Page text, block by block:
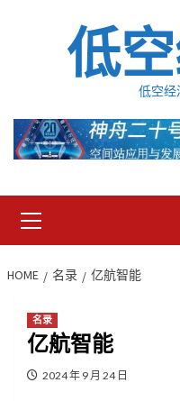
低
低空经
Menu
HOME 名录 亿航智能
名录
亿航智能
2024 年 9 月 24 日